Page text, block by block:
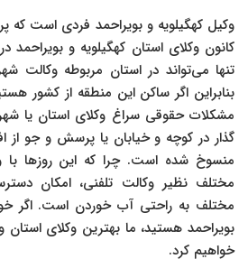
وکیل کهگیلویه و بویراحمد فردی است که
کانون وکلای استان کهگیلویه و
تنها می‌تواند در استان مربوطه وکالت
بنابراین اگر ساکن این منطقه از کشور
مشکلات حقوقی سراغ وکلای استان یا
گذار در کوچه و خیابان یا پرسش و جو از
منسوخ شده است. چرا که این روزها
مختلف نظیر وکالت تلفنی، امکان
مختلف به راحتی آب خوردن است. اگر
بویراحمد هستید، ما بهترین وکلای
خواهیم کرد.